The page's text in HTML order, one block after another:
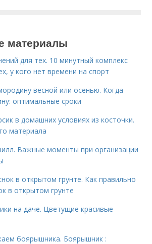
материалы
для тех. 10 минутный комплекс
у кого нет времени на спорт
весной или осенью. Когда
оптимальные сроки
в домашних условиях из косточки.
материала
Важные моменты при организации
в открытом грунте. Как правильно
в открытом грунте
на даче. Цветущие красивые
боярышника. Боярышник :